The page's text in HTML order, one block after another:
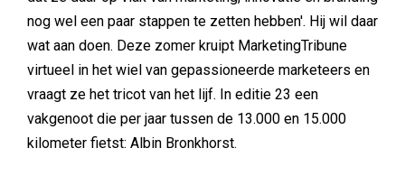
nog wel een paar stappen te zetten hebben'. Hij wil daar
wat aan doen. Deze zomer kruipt MarketingTribune
virtueel in het wiel van gepassioneerde marketeers en
vraagt ze het tricot van het lijf. In editie 23 een
vakgenoot die per jaar tussen de 13.000 en 15.000
kilometer fietst: Albin Bronkhorst.